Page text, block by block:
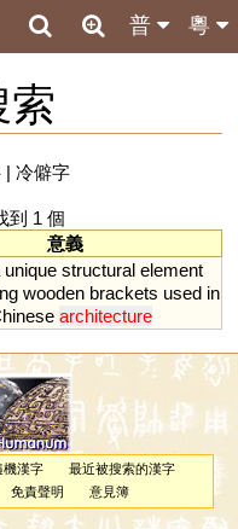
粵
普
| 冷僻字
到 1 個
意義
unique structural element
wooden brackets used in
architecture
機漢字
最近被搜索的漢字
免責聲明 意見簿